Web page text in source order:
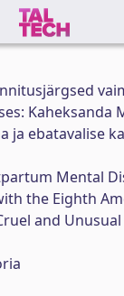
Kaheksanda
ja ebatavalise
Mental
the Eighth
and